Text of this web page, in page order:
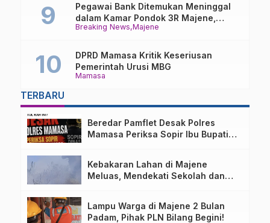
Breaking News Majene
Pegawai Bank Ditemukan Meninggal
dalam Kamar Pondok 3R Majene,
Polisi Lakukan Penyelidikan
Mamasa
DPRD Mamasa Kritik Keseriusan
Pemerintah Urusi MBG
TERBARU
Beredar Pamflet Desak Polres
Mamasa Periksa Sopir Ibu Bupati
Kebakaran Lahan di Majene
Meluas, Mendekati Sekolah dan
Lampu Warga di Majene 2 Bulan
Padam, Pihak PLN Bilang Begini!